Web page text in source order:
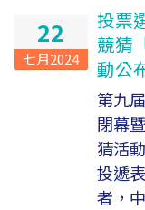
22
七月2024
投票
競猜
動公
第九
閉幕
猜活
投遞
者，